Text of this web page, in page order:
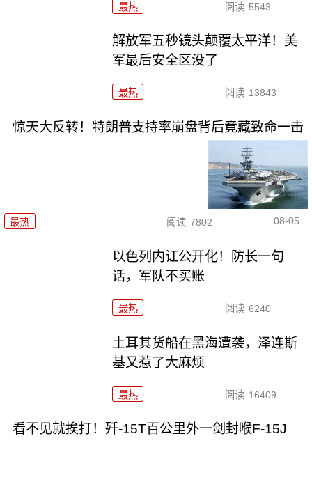
最热 阅读 5543
解放军五秒镜头颠覆太平洋！美
军最后安全区没了
最热 阅读 13843
惊天大反转！特朗普支持率崩盘背后竟藏致命一击
最热 阅读 7802 08-05
以色列内讧公开化！防长一句
话，军队不买账
最热 阅读 6240
土耳其货船在黑海遭袭，泽连斯
基又惹了大麻烦
最热 阅读 16409
看不见就挨打！歼-15T百公里外一剑封喉F-15J